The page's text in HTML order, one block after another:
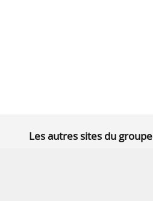
Les autres sites du groupe